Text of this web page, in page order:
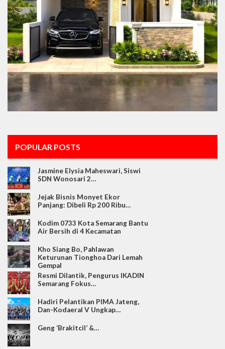
POPULAR POSTS
Jasmine Elysia Maheswari, Siswi
SDN Wonosari 2…
Jejak Bisnis Monyet Ekor
Panjang: Dibeli Rp 200 Ribu…
Kodim 0733 Kota Semarang Bantu
Air Bersih di 4 Kecamatan
Kho Siang Bo, Pahlawan
Keturunan Tionghoa Dari Lemah
Gempal
Resmi Dilantik, Pengurus IKADIN
Semarang Fokus…
Hadiri Pelantikan PIMA Jateng,
Dan-Kodaeral V Ungkap…
Geng ‘Brakitcil’ &…